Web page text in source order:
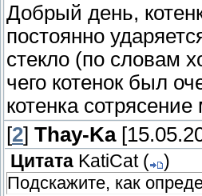
Добрый день,
постоянно
стекло (по словам
чего котенок был
котенка сотрясение
[2] Thay-Ka
Цитата KatiCat(
)
Подскажите, как